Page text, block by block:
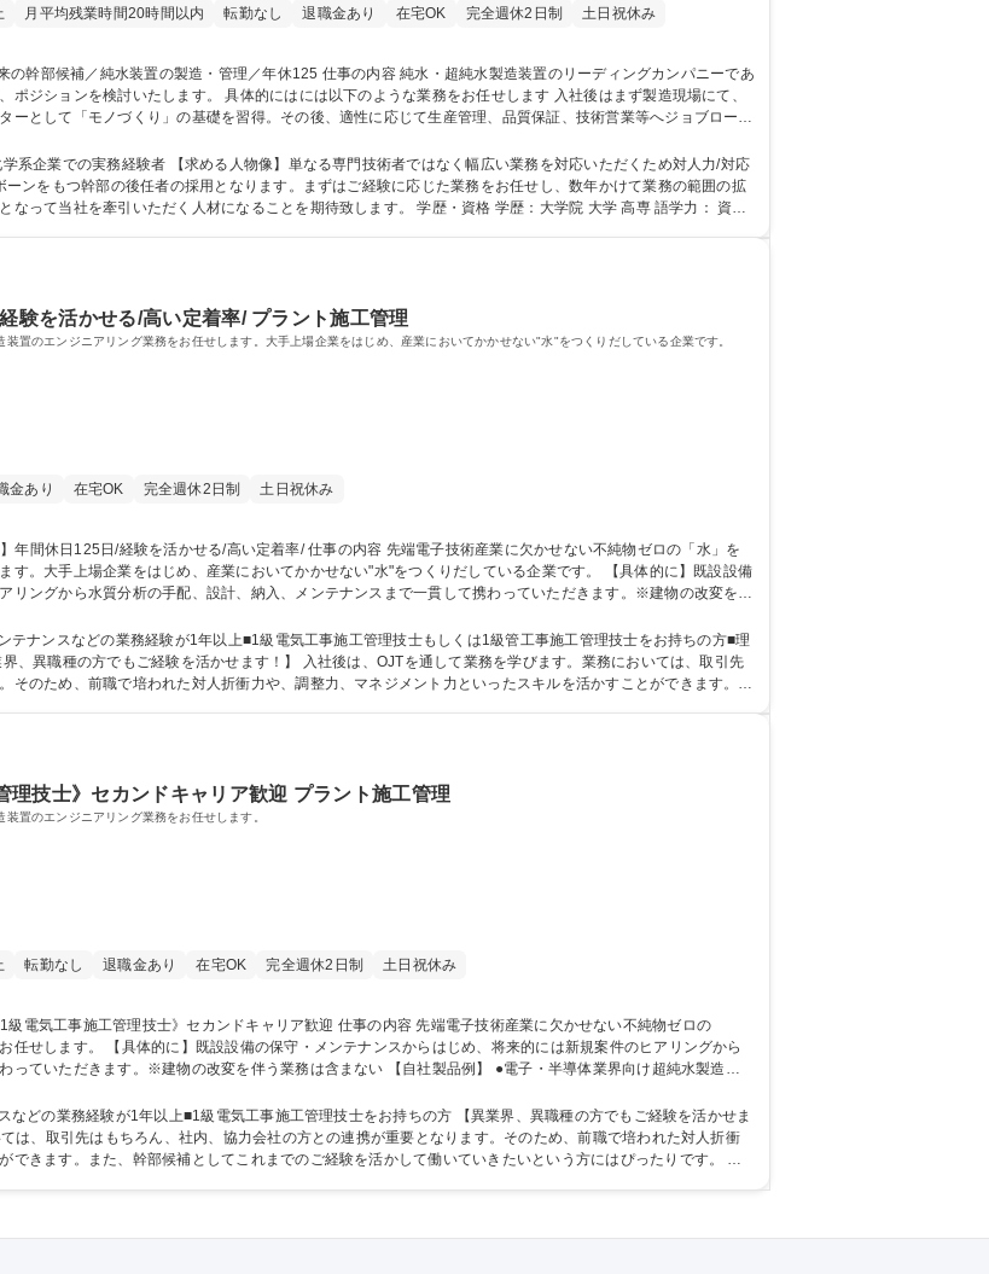
月平均残業時間20時間以内 転勤なし 退職金あり 在宅OK 完全週休2日制 土日祝休み
検討いたします。 具体的にはには以下のような業務をお任せします 入社後はまず製造現場にて、
ーとして「モノづくり」の基礎を習得。その後、適性に応じて生産管理、品質保証、技術営業等へジョブローテ
や運営を担っていただくことを期待しております 募集職種 【京都】化学系総合職／将来の
系企業での実務経験者 【求める人物像】単なる専門技術者ではなく幅広い業務を対応いただくため対人力/対応
く人材になることを期待致します。 学歴・資格 学歴：大学院 大学 高専 語学力： 資
験を活かせる/高い定着率/ プラント施工管理
置のエンジニアリング業務をお任せします。大手上場企業をはじめ、産業においてかかせない"水"をつくりだしている企業です。
金あり 在宅OK 完全週休2日制 土日祝休み
場企業をはじめ、産業においてかかせない"水"をつくりだしている企業です。 【具体的に】既設設備
リングから水質分析の手配、設計、納入、メンテナンスまで一貫して携わっていただきます。※建物の改変を伴
水製造装置 ●飲料水、化粧品の原料として使われる純水精製用の浄化装置 ●各種工場の排水から不純物を取り除
間休日125日/経験を活かせる/高い定着率/
テナンスなどの業務経験が1年以上■1級電気工事施工管理技士もしくは1級管工事施工管理技士をお持ちの方■理
そのため、前職で培われた対人折衝力や、調整力、マネジメント力といったスキルを活かすことができます。ま
技士》セカンドキャリア歓迎 プラント施工管理
置のエンジニアリング業務をお任せします。
転勤なし 退職金あり 在宅OK 完全週休2日制 土日祝休み
には新規案件のヒアリングから
っていただきます。※建物の改変を伴う業務は含まない 【自社製品例】 ●電子・半導体業界向け超純水製造装
を取り除く浄水装置 他 募集職種 プラントエンジニア《必須:1級電気工事施工管
上■1級電気工事施工管理技士をお持ちの方 【異業界、異職種の方でもご経験を活かせま
は、取引先はもちろん、社内、協力会社の方との連携が重要となります。そのため、前職で培われた対人折衝
きます。また、幹部候補としてこれまでのご経験を活かして働いていきたいという方にはぴったりです。 学